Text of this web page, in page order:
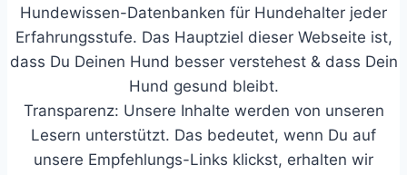
Hundewissen-Datenbanken für Hundehalter jeder
Erfahrungsstufe. Das Hauptziel dieser Webseite ist,
dass Du Deinen Hund besser verstehest & dass Dein
Hund gesund bleibt.
Transparenz: Unsere Inhalte werden von unseren
Lesern unterstützt. Das bedeutet, wenn Du auf
unsere Empfehlungs-Links klickst, erhalten wir